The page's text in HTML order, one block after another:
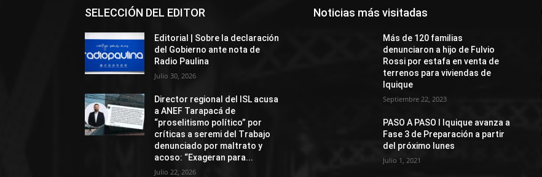
SELECCIÓN DEL EDITOR
Editorial | Sobre la declaración
del Gobierno ante nota de
Radio Paulina
Julio 30, 2026
Director regional del ISL acusa
a ANEF Tarapacá de
“proselitismo político” por
críticas a seremi del Trabajo
denunciado por maltrato y
acoso: “Exageran para...
Julio 22, 2026
Noticias más visitadas
Más de 120 familias
denunciaron a hijo de Fulvio
Rossi por estafa en venta de
terrenos para viviendas de
Iquique
Septiembre 22, 2023
PASO A PASO I Iquique avanza a
Fase 3 de Preparación a partir
del próximo lunes
Julio 1, 2021